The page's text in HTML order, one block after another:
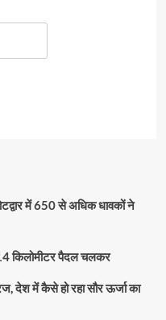
में 650 से अधिक धावकों ने
किलोमीटर पैदल चलकर
देश में कैसे हो रहा सौर ऊर्जा का